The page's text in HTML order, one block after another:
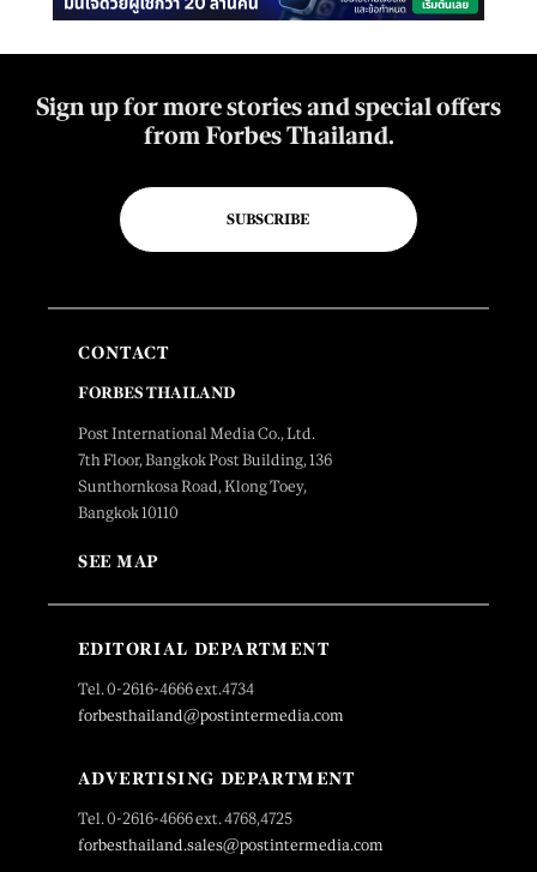
Sign up for more stories and special offers
from Forbes Thailand.
SUBSCRIBE
CONTACT
FORBES THAILAND
Post International Media Co., Ltd.
7th Floor, Bangkok Post Building, 136
Sunthornkosa Road, Klong Toey,
Bangkok 10110
SEE MAP
EDITORIAL DEPARTMENT
Tel. 0-2616-4666 ext.4734
forbesthailand@postintermedia.com
ADVERTISING DEPARTMENT
Tel. 0-2616-4666 ext. 4768,4725
forbesthailand.sales@postintermedia.com